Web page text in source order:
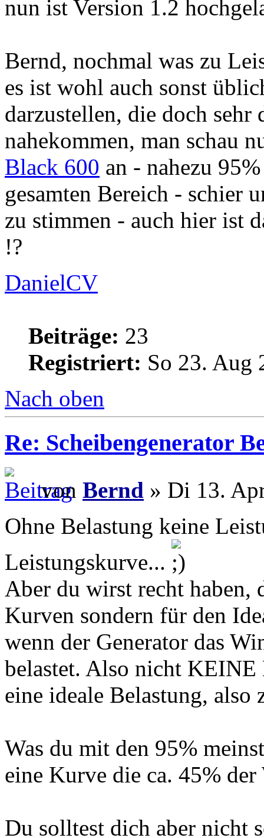
nun ist Version 1.2
Bernd, nochmal was zu
es ist wohl auch sonst
darzustellen, die doch
nahekommen, man schau
Black 600 an - nahezu
gesamten Bereich - schier
zu stimmen - auch hier ist
!?
DanielCV
Beiträge: 23
Registriert: So 23. Aug
Nach oben
Re: Scheibengenerator
von Bernd » Di 13.
Ohne Belastung keine
Leistungskurve...
Aber du wirst recht haben,
Kurven sondern für den
wenn der Generator das
belastet. Also nicht KEINE
eine ideale Belastung, also
Was du mit den 95%
eine Kurve die ca. 45%
Du solltest dich aber nicht